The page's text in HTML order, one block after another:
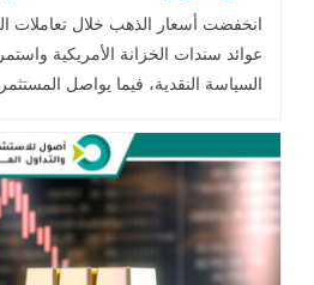
انخفضت أسعار الذهب خلال تعاملات
عوائد سندات الخزانة الأمريكية
السياسة النقدية، فيما يواصل
الاتجاه المقبل للمعدن النفيس.